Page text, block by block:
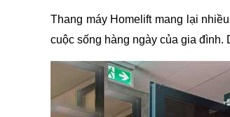
Thang máy Homelift mang lại
cuộc sống hàng ngày của gia